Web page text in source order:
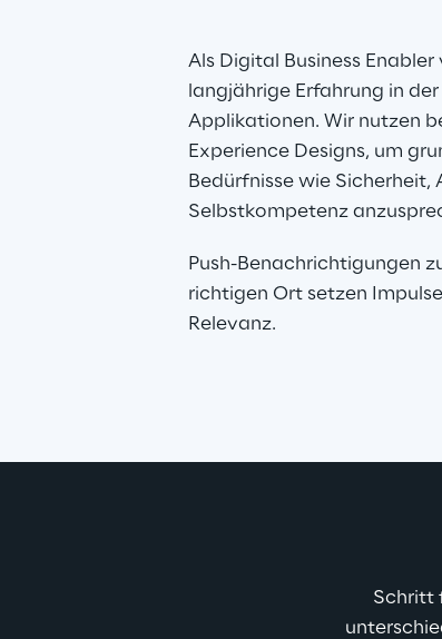
Als Digital Business
langjährige Erfahrung in
Applikationen. Wir nutzen
Experience Designs, um
Bedürfnisse wie
Selbstkompetenz
Push-Benachrichtigungen
richtigen Ort setzen
Relevanz.
Schritt